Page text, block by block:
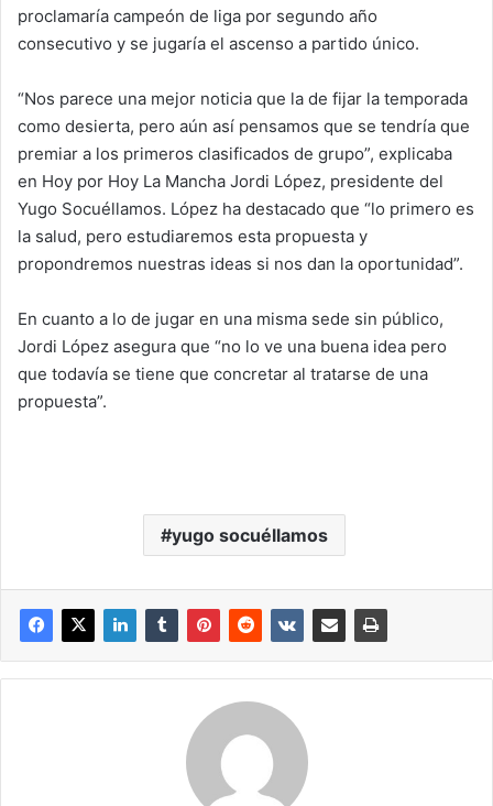
proclamaría campeón de liga por segundo año
consecutivo y se jugaría el ascenso a partido único.
“Nos parece una mejor noticia que la de fijar la temporada
como desierta, pero aún así pensamos que se tendría que
premiar a los primeros clasificados de grupo”, explicaba
en Hoy por Hoy La Mancha Jordi López, presidente del
Yugo Socuéllamos. López ha destacado que “lo primero es
la salud, pero estudiaremos esta propuesta y
propondremos nuestras ideas si nos dan la oportunidad”.
En cuanto a lo de jugar en una misma sede sin público,
Jordi López asegura que “no lo ve una buena idea pero
que todavía se tiene que concretar al tratarse de una
propuesta”.
yugo socuéllamos